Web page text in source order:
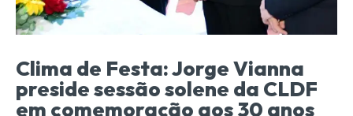
Clima de Festa: Jorge Vianna
preside sessão solene da CLDF
em comemoração aos 30 anos